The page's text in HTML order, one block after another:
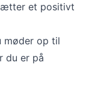
et positivt
møder op til
du er på